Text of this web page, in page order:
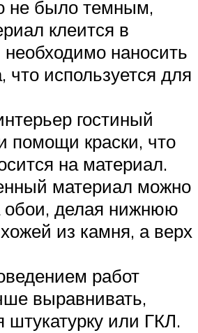
не было темным,
клеится в
необходимо наносить
что используется для
гостиный
помощи краски, что
на материал.
материал можно
обои, делая нижнюю
из камня, а верх
работ
выравнивать,
штукатурку или ГКЛ.